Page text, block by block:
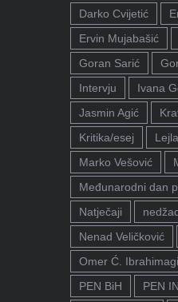
Darko Cvijetić
Ervin Mujabašić
Goran Sarić
Intervju
Ivana
Jasmin Agić
Kritika/esej
Marko Vešović
Međunarodni dan
Natječaji
Nenad Veličković
Omer Ć.
PEN BiH
PEN